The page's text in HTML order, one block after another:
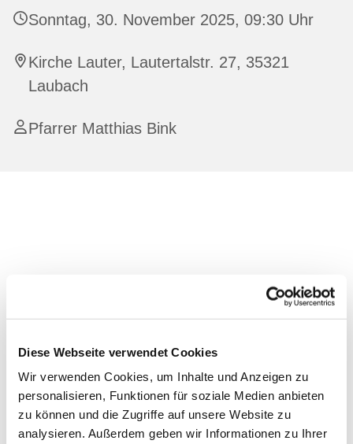
Diese Webseite verwendet Cookies
Wir verwenden Cookies, um Inhalte und Anzeigen zu
personalisieren, Funktionen für soziale Medien anbieten
zu können und die Zugriffe auf unsere Website zu
analysieren. Außerdem geben wir Informationen zu Ihrer
Sonntag, 30. November 2025, 09:30 Uhr
Kirche Lauter, Lautertalstr. 27, 35321
Laubach
Pfarrer Matthias Bink